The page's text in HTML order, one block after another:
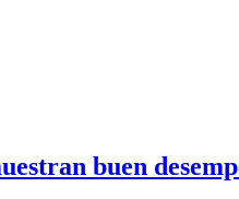
buen